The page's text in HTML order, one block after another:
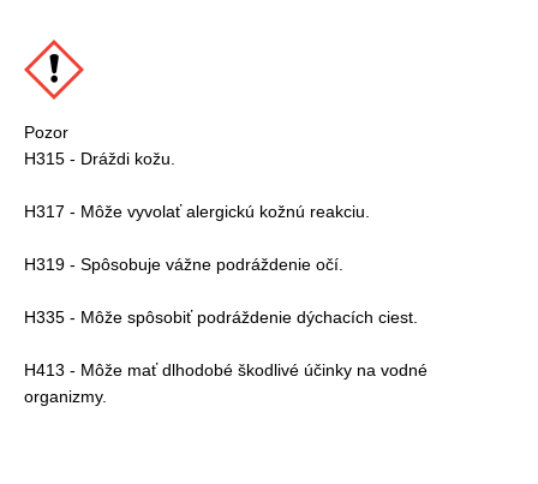
Pozor
H315 - Dráždi kožu.
H317 - Môže vyvolať alergickú kožnú reakciu.
H319 - Spôsobuje vážne podráždenie očí.
H335 - Môže spôsobiť podráždenie dýchacích ciest.
H413 - Môže mať dlhodobé škodlivé účinky na vodné
organizmy.